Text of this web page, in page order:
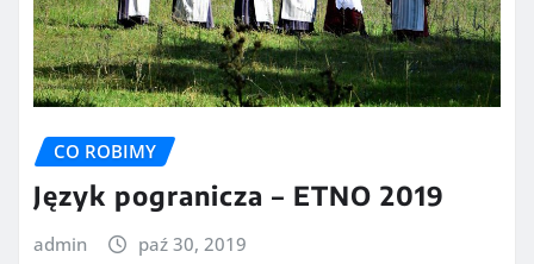
CO ROBIMY
Język pogranicza – ETNO 2019
admin paź 30, 2019